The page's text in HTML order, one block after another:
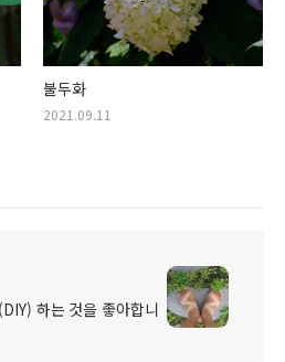
불두화
2021.09.11
하는 것을 좋아합니